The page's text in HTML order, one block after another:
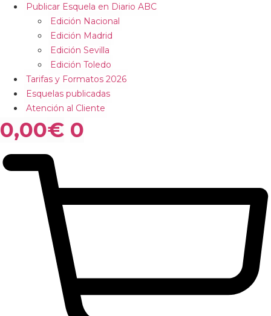
Publicar Esquela en Diario ABC
Edición Nacional
Edición Madrid
Edición Sevilla
Edición Toledo
Tarifas y Formatos 2026
Esquelas publicadas
Atención al Cliente
0,00€ 0